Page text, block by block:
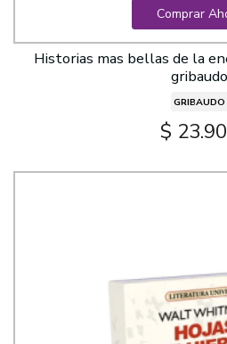
Comprar
Historias mas bellas de la
gribaudo
GRIBAUDO
$